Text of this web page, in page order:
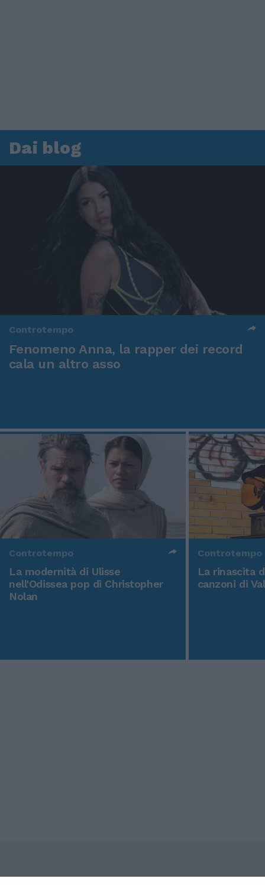
Dai blog
Controtempo
Fenomeno Anna, la rapper dei record
cala un altro asso
Controtempo
La modernità di Ulisse
nell'Odissea pop di Christopher
Nolan
Controtempo
La rinascita
canzoni di